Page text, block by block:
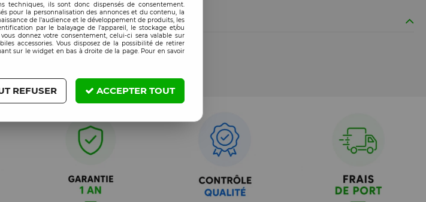
techniques, ils sont donc dispensés de consentement.
pour la personnalisation des annonces et du contenu, la
de l'audience et le développement de produits, les
par le balayage de l'appareil, le stockage et/ou
donnez votre consentement, celui-ci sera valable sur
accessories. Vous disposez de la possibilité de retirer
sur le widget en bas à droite de la page. Pour en savoir
REFUSER ACCEPTER TOUT